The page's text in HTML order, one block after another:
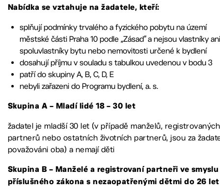
Nabídka se vztahuje na žadatele, kteří:
splňují podmínky trvalého a fyzického pobytu na území
městské části Praha 10 podle „Zásad“ a nejsou vlastníky ani
spoluvlastníky bytu nebo nemovitosti určené k bydlení
dosahují příjmu v souladu s tabulkou uvedenou v bodu 3
patří do skupiny A, B, C, D, E
nebyli zařazeni do Programu bydlení, a. s.
Skupina A – Mladí lidé 18 – 30 let
žadatel je mladší 30 let (v případě manželů, registrovaných
partnerů nebo ostatních životních partnerů, jsou za
považováni oba) a nemají děti
Skupina B – Manželé a registrovaní partneři ve smyslu
příslušného zákona s nezaopatřenými dětmi do 26 let